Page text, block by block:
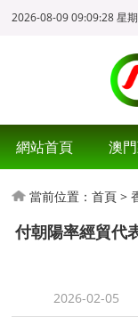
2026-08-09 09:09:29 星
網站首頁 澳
當前位置：首頁 >
付朝陽率經貿代
2026-02-05